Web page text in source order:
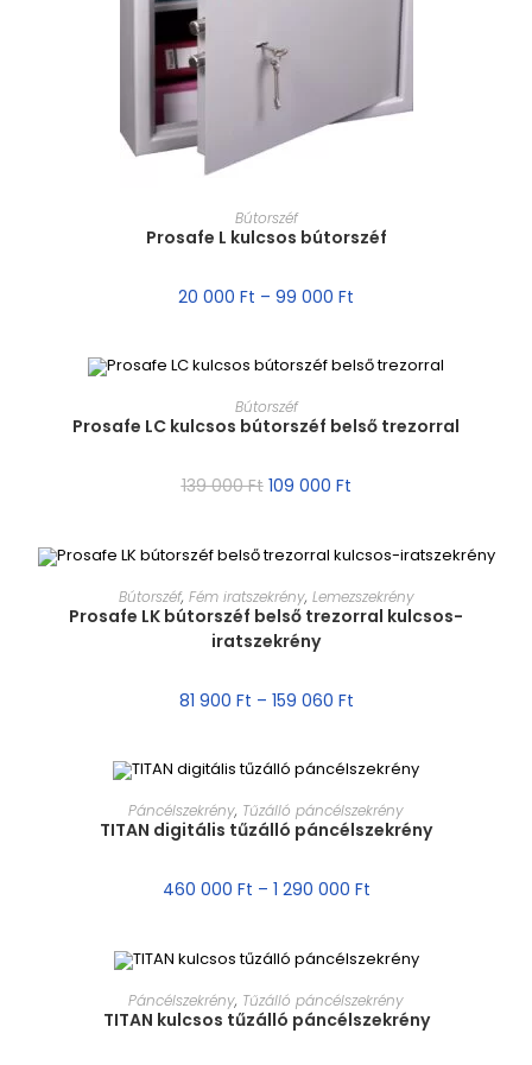
MÉRET VÁLASZTÁSA
Bútorszéf
Prosafe L kulcsos bútorszéf
20 000 Ft – 99 000 Ft
MÉRET VÁLASZTÁSA
Bútorszéf
Prosafe LC kulcsos bútorszéf belső trezorral
139 000Ft 109 000 Ft
MÉRET VÁLASZTÁSA
Bútorszéf, Fém iratszekrény, Lemezszekrény
Prosafe LK bútorszéf belső trezorral kulcsos-
iratszekrény
81 900 Ft – 159 060 Ft
MÉRET VÁLASZTÁSA
Páncélszekrény, Tűzálló páncélszekrény
TITAN digitális tűzálló páncélszekrény
460 000 Ft – 1 290 000 Ft
MÉRET VÁLASZTÁSA
Páncélszekrény, Tűzálló páncélszekrény
TITAN kulcsos tűzálló páncélszekrény